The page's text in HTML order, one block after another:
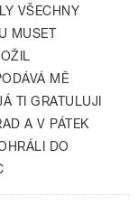
VŠECHNY
MUSET
MĚ
TI GRATULUJI
A V PÁTEK
DO